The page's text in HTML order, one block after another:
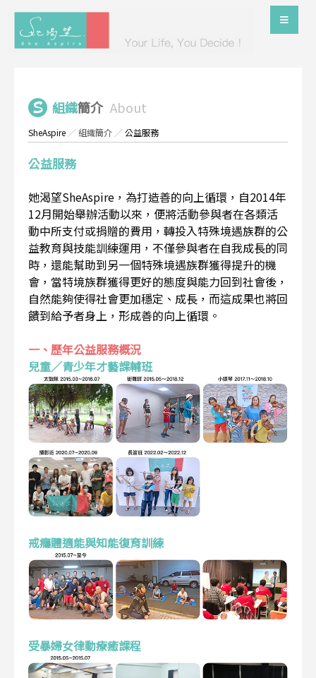
組織簡介 About
SheAspire ／組織簡介 ／公益服務
公益服務
她渴望SheAspire，為打造善的向上循環，自2014年
12月開始舉辦活動以來，便將活動參與者在各類活
動中所支付或捐贈的費用，轉投入特殊境遇族群的公
益教育與技能訓練運用，不僅參與者在自我成長的同
時，還能幫助到另一個特殊境遇族群獲得提升的機
會，當特境族群獲得更好的態度與能力回到社會後，
自然能夠使得社會更加穩定、成長，而這成果也將回
饋到給予者身上，形成善的向上循環。
一、歷年公益服務概況
兒童／青少年才藝課輔班
戒癮體適能與知能復育訓練
受暴婦女律動療癒課程